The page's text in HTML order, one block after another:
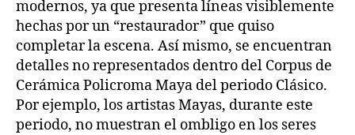
modernos, ya que presenta líneas visiblemente
hechas por un “restaurador” que quiso
completar la escena. Así mismo, se encuentran
detalles no representados dentro del Corpus de
Cerámica Policroma Maya del periodo Clásico.
Por ejemplo, los artistas Mayas, durante este
periodo, no muestran el ombligo en los seres